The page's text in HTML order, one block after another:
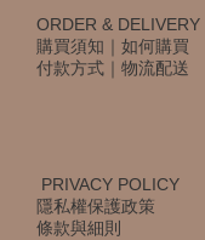
ORDER & DELIVERY
購買須知 ｜ 如何購買
付款方式 ｜ 物流配送
PRIVACY POLICY
隱私權保護政策
條款與細則